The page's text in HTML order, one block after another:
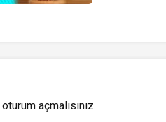
oturum açmalısınız.